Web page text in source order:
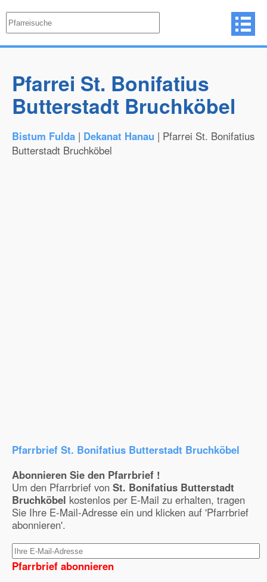
Pfarrei St. Bonifatius
Butterstadt Bruchköbel
Bistum Fulda | Dekanat Hanau | Pfarrei St. Bonifatius
Butterstadt Bruchköbel
Pfarrbrief St. Bonifatius Butterstadt Bruchköbel
Abonnieren Sie den Pfarrbrief !
Um den Pfarrbrief von St. Bonifatius Butterstadt
Bruchköbel kostenlos per E-Mail zu erhalten, tragen
Sie Ihre E-Mail-Adresse ein und klicken auf 'Pfarrbrief
abonnieren'.
Pfarrbrief abonnieren